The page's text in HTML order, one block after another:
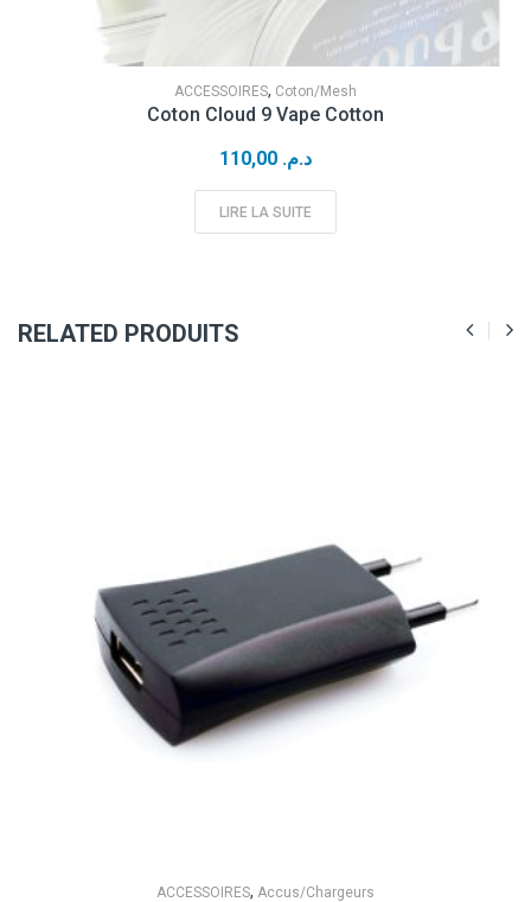
ACCESSOIRES, Coton/Mesh
Coton Cloud 9 Vape Cotton
د.م.
LIRE LA SUITE
RELATED PRODUITS
ACCESSOIRES, Accus/Chargeurs